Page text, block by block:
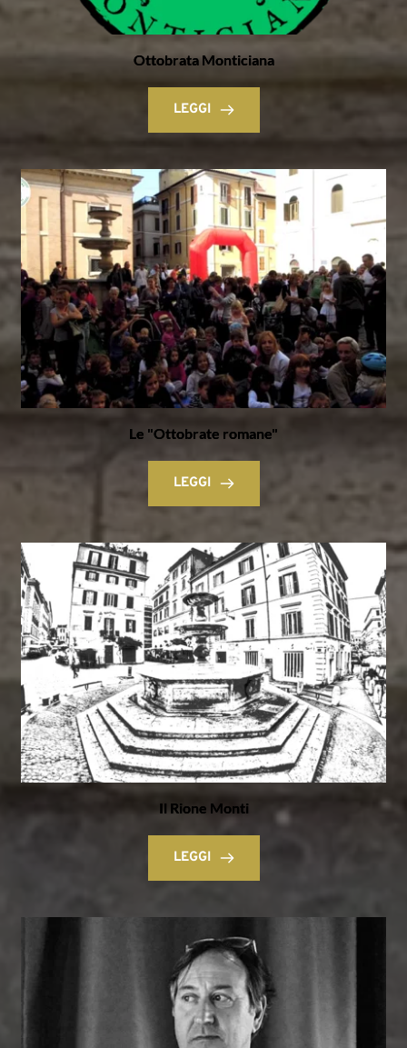
Ottobrata Monticiana
LEGGI
Le "Ottobrate romane"
LEGGI
Il Rione Monti
LEGGI